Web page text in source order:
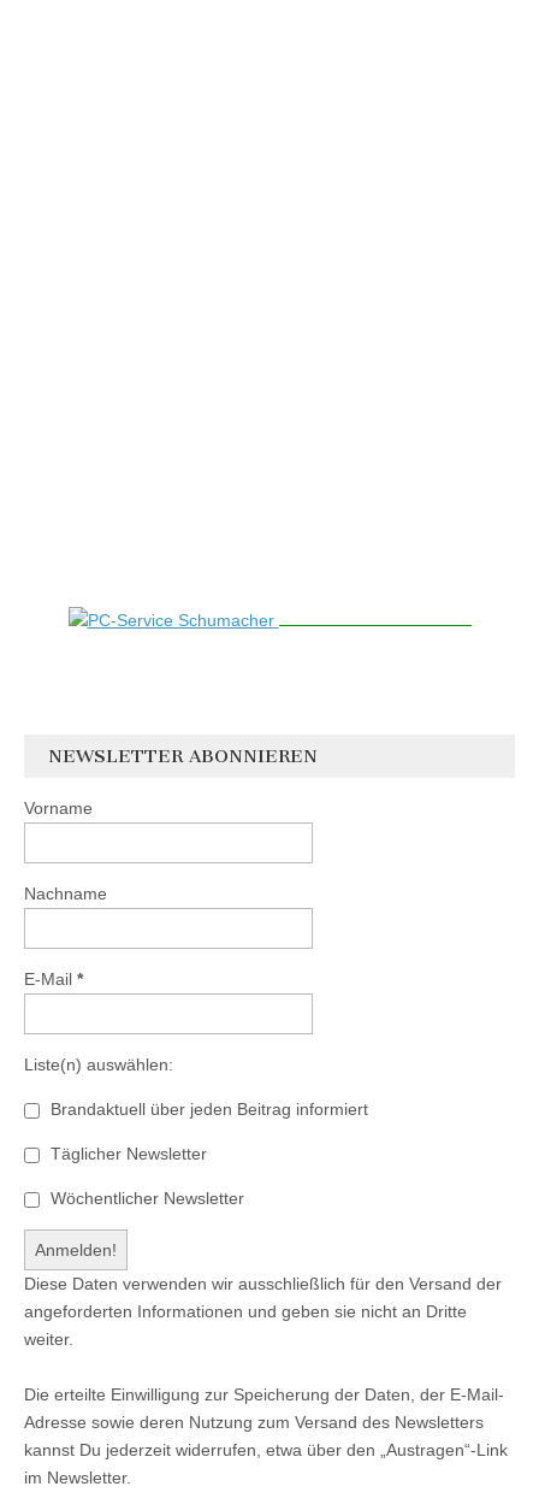
NEWSLETTER ABONNIEREN
Vorname
Nachname
E-Mail *
Liste(n) auswählen:
Brandaktuell über jeden Beitrag informiert
Täglicher Newsletter
Wöchentlicher Newsletter
Diese Daten verwenden wir ausschließlich für den Versand der
angeforderten Informationen und geben sie nicht an Dritte
weiter.
Die erteilte Einwilligung zur Speicherung der Daten, der E-Mail-
Adresse sowie deren Nutzung zum Versand des Newsletters
kannst Du jederzeit widerrufen, etwa über den „Austragen“-Link
im Newsletter.